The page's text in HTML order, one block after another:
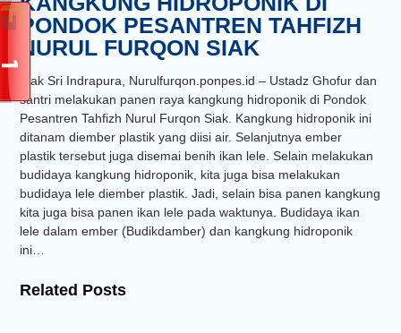
PONDOK PESANTREN TAHFIZH
NURUL FURQON SIAK
Siak Sri Indrapura, Nurulfurqon.ponpes.id – Ustadz Ghofur dan
santri melakukan panen raya kangkung hidroponik di Pondok
Pesantren Tahfizh Nurul Furqon Siak. Kangkung hidroponik ini
ditanam diember plastik yang diisi air. Selanjutnya ember
plastik tersebut juga disemai benih ikan lele. Selain melakukan
budidaya kangkung hidroponik, kita juga bisa melakukan
budidaya lele diember plastik. Jadi, selain bisa panen kangkung
kita juga bisa panen ikan lele pada waktunya. Budidaya ikan
lele dalam ember (Budikdamber) dan kangkung hidroponik
ini…
Related Posts